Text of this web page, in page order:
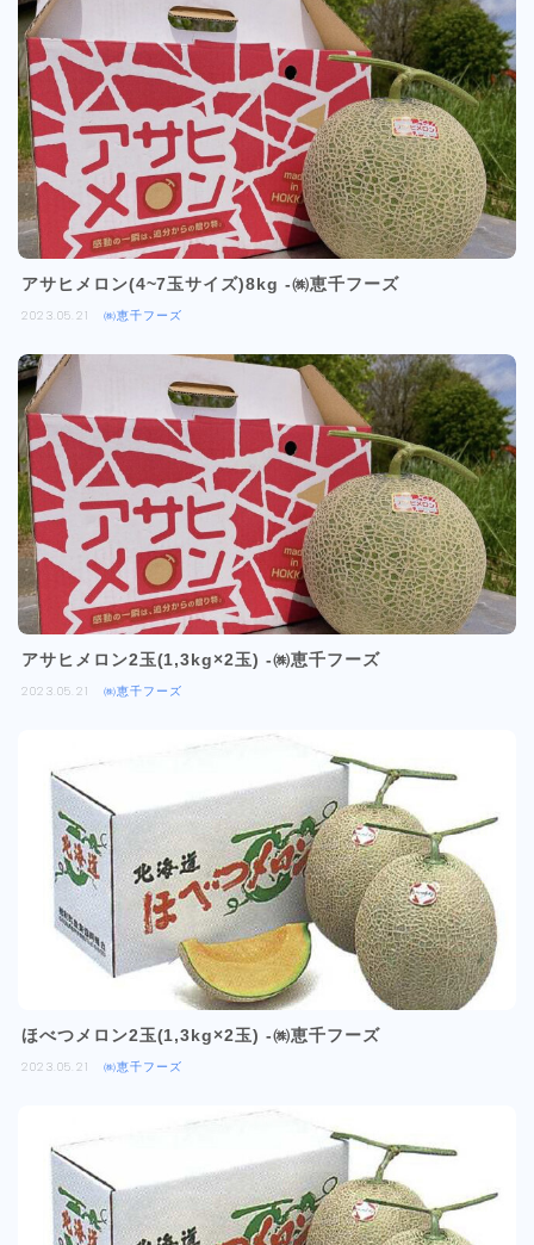
アサヒメロン(4~7玉サイズ)8kg -㈱恵千フーズ
2023.05.21 ㈱恵千フーズ
アサヒメロン2玉(1,3kg×2玉) -㈱恵千フーズ
2023.05.21 ㈱恵千フーズ
ほべつメロン2玉(1,3kg×2玉) -㈱恵千フーズ
2023.05.21 ㈱恵千フーズ